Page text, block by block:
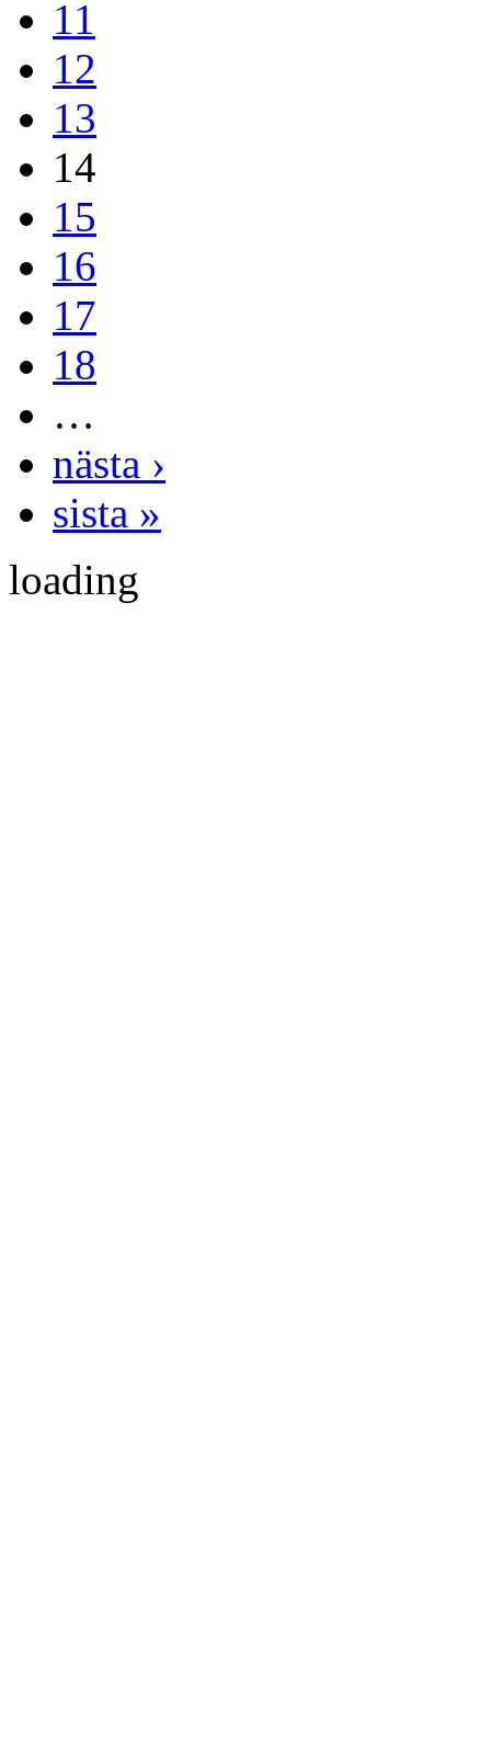
11
12
13
14
15
16
17
18
…
nästa ›
sista »
loading